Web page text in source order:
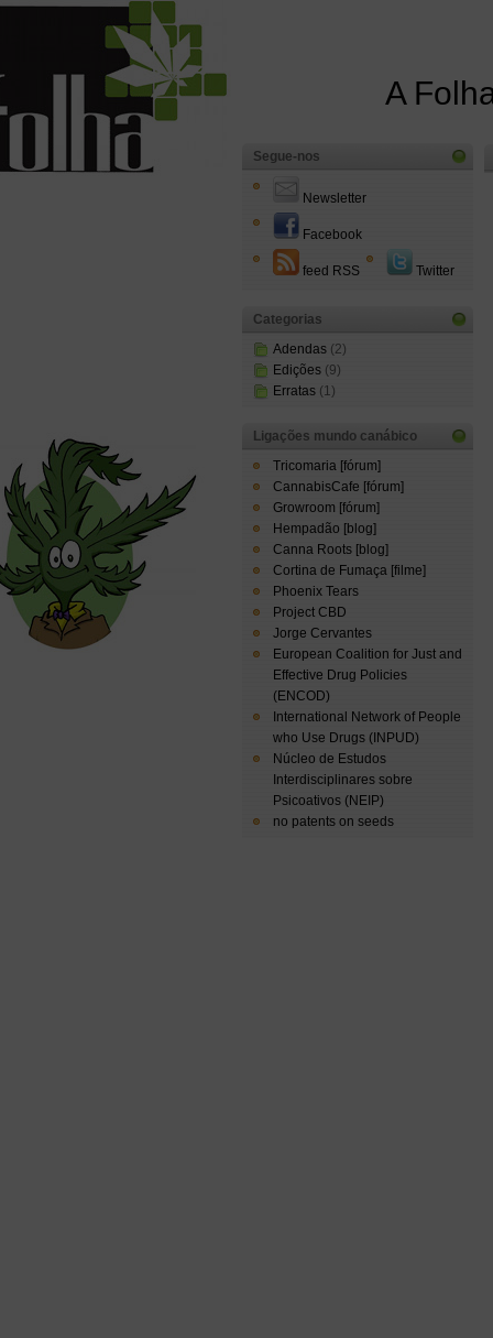
A
Segue-nos
Newsletter
Facebook
feed RSS Twitter
Categorias
Adendas (2)
Edições (9)
Erratas (1)
Ligações mundo canábico
Tricomaria [fórum]
CannabisCafe [fórum]
Growroom [fórum]
Hempadão [blog]
Canna Roots [blog]
Cortina de Fumaça [filme]
Phoenix Tears
Project CBD
Jorge Cervantes
European Coalition for Just and
Effective Drug Policies
(ENCOD)
International Network of People
who Use Drugs (INPUD)
Núcleo de Estudos
Interdisciplinares sobre
Psicoativos (NEIP)
no patents on seeds